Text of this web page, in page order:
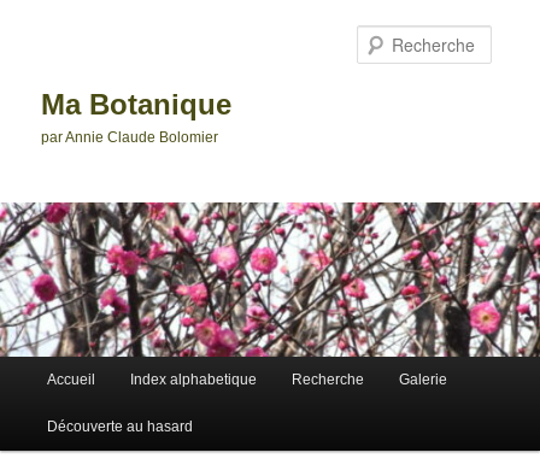
Ma Botanique
par Annie Claude Bolomier
Accueil Index alphabetique Recherche Galerie
Découverte au hasard